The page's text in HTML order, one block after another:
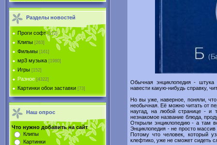
Разделы новостей
Проги софт [172]
Клипы [263]
Фильмы [161]
мр3 музыка [1980]
Игры [152]
Разное [4322]
Картинки обои заставки [73]
Наш опрос
Что нужно добавить на сайт
Клипы
Картинки
Обычная энциклопедия - штука
навести какую-нибудь справку,
Но вы уже, наверное, поняли,
необычная. Её можно читать от
наугад, на любой странице - и
незнакомое название блюда,
Открыли энциклопедию - а там
Энциклопедия - не просто
Потому что человек, который
клефтико, уже не сможет сидеть